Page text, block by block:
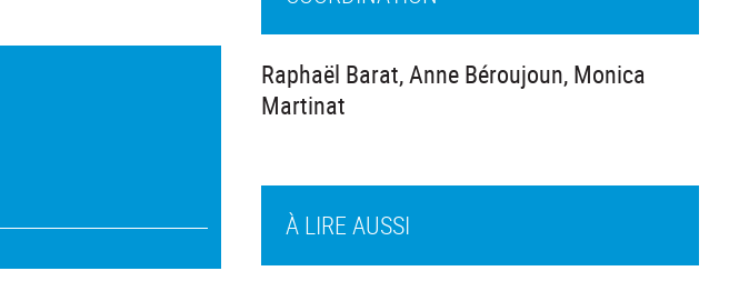
À LIRE AUSSI
Raphaël Barat, Anne Béroujoun, Monica
Martinat